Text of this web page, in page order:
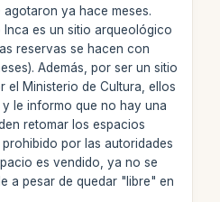
ya hace meses.
Inca es un sitio arqueológico
reservas se hacen con
Además, por ser un sitio
Ministerio de Cultura, ellos
le informo que no hay una
retomar los espacios
por las autoridades
es vendido, ya no se
a pesar de quedar "libre" en